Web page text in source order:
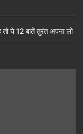
ये 12 बातें तुरंत अपना लो